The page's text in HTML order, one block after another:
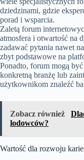
dziedzinami, gdzie
porad i wsparcia.
Zaletą forum
atmosfera i otwartość na
zadawać pytania nawet
zbyt podstawowe na
Ponadto, forum mogą
konkretną branżę lub
użytkownikom znaleźć
Zobacz również
lodowców?
Wartość dla rozwoju